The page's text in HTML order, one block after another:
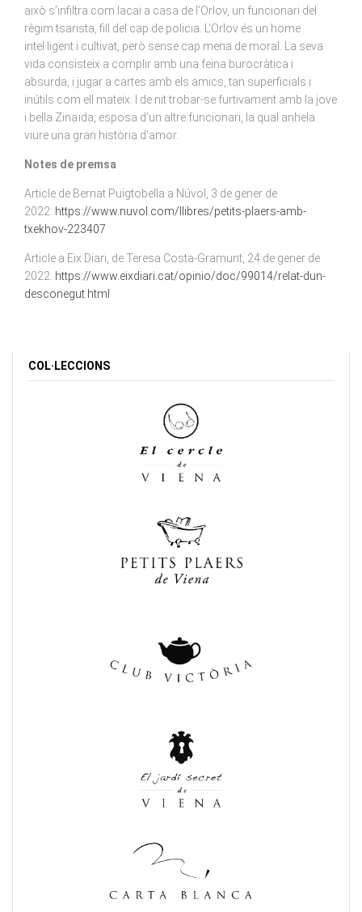
això s’infiltra com lacai a casa de l’Orlov, un funcionari del
règim tsarista, fill del cap de policia. L’Orlov és un home
intel·ligent i cultivat, però sense cap mena de moral. La seva
vida consisteix a complir amb una feina burocràtica i
absurda, i jugar a cartes amb els amics, tan superficials i
inútils com ell mateix. I de nit trobar-se furtivament amb la jove
i bella Zinaïda, esposa d’un altre funcionari, la qual anhela
viure una gran història d’amor.
Notes de premsa
Article de Bernat Puigtobella a Núvol, 3 de gener de
2022: https://www.nuvol.com/llibres/petits-plaers-amb-
txekhov-223407
Article a Eix Diari, de Teresa Costa-Gramunt, 24 de gener de
2022: https://www.eixdiari.cat/opinio/doc/99014/relat-dun-
desconegut.html
COL·LECCIONS